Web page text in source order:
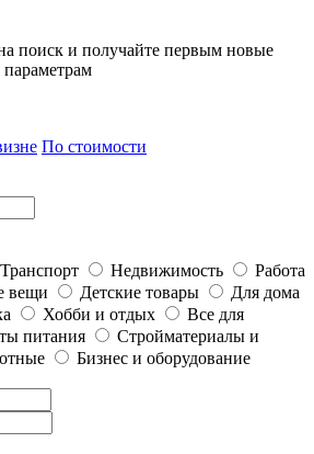
поиск и получайте первым новые
По стоимости
Транспорт Недвижимость
Работа
вещи Детские товары
Для дома
Хобби и отдых
Все для
питания
Стройматериалы и
Бизнес и оборудование